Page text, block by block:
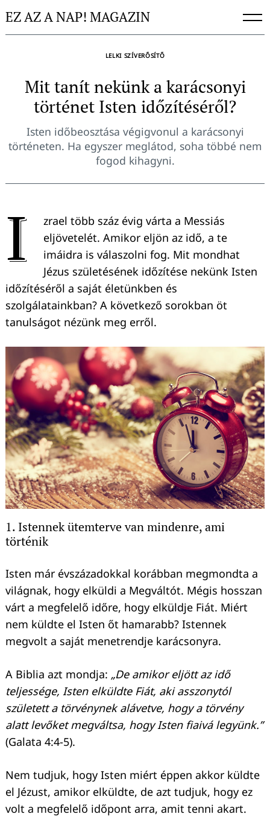
toEZ AZ A NAP! MAGAZIN
LELKI SZÍVERŐSÍTŐ
Mit tanít nekünk a karácsonyi
történet Isten időzítéséről?
Isten időbeosztása végigvonul a karácsonyi
történeten. Ha egyszer meglátod, soha többé nem
fogod kihagyni.
I
zrael több száz évig várta a Messiás
eljövetelét. Amikor eljön az idő, a te
imáidra is válaszolni fog. Mit mondhat
Jézus születésének időzítése nekünk Isten
időzítéséről a saját életünkben és
szolgálatainkban? A következő sorokban öt
tanulságot nézünk meg erről.
1. Istennek ütemterve van mindenre, ami
történik
Isten már évszázadokkal korábban megmondta a
világnak, hogy elküldi a Megváltót. Mégis hosszan
várt a megfelelő időre, hogy elküldje Fiát. Miért
nem küldte el Isten őt hamarabb? Istennek
megvolt a saját menetrendje karácsonyra.
A Biblia azt mondja: „De amikor eljött az idő
teljessége, Isten elküldte Fiát, aki asszonytól
született a törvénynek alávetve, hogy a törvény
alatt levőket megváltsa, hogy Isten fiaivá legyünk.”
(Galata 4:4-5).
Nem tudjuk, hogy Isten miért éppen akkor küldte
el Jézust, amikor elküldte, de azt tudjuk, hogy ez
volt a megfelelő időpont arra, amit tenni akart.